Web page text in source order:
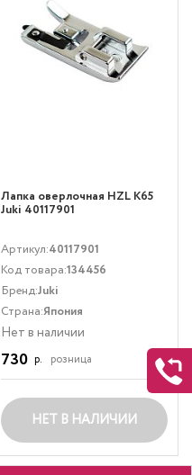
Лапка оверлочная HZL K65
Juki 40117901
Артикул:40117901
Код товара:134456
Бренд:Juki
Страна:Япония
Нет в наличии
730 р. розница
НЕТ В НАЛИЧИИ